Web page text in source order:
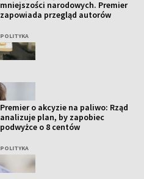
mniejszości narodowych. Premier
zapowiada przegląd autorów
POLITYKA
Premier o akcyzie na paliwo: Rząd
analizuje plan, by zapobiec
podwyżce o 8 centów
POLITYKA